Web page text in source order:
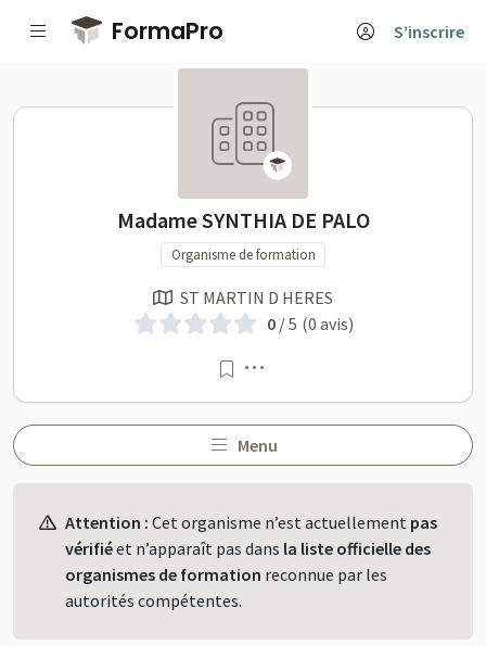
Passer au contenu principal
FormaPro S’inscrire
Madame SYNTHIA DE
Madame SYNTHIA DE PALO
Organisme de formation
ST MARTIN D HERES
0/ 5 (0 avis)
Menu
Attention : Cet organisme n’est actuellement pas
vérifiéet n’apparaît pas dans la liste officielle des
organismes de formation reconnue par les
autorités compétentes.